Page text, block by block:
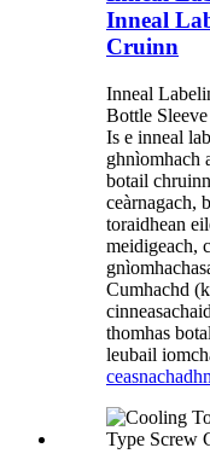
Inneal
Cruinn
Inneal
Bottle
Is e inneal
ghnìomhach
botail
ceàrnagach,
toraidhean
meidigeach,
Cumhachd
thomhas
leubail
ceasnachadh